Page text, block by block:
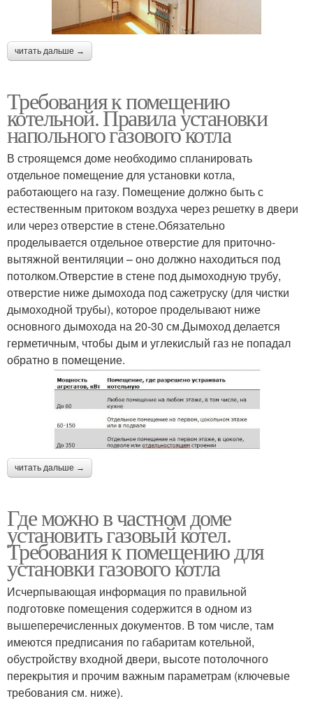
читать дальше →
Требования к помещению
котельной. Правила установки
напольного газового котла
В строящемся доме необходимо спланировать
отдельное помещение для установки котла,
работающего на газу. Помещение должно быть с
естественным притоком воздуха через решетку в двери
или через отверстие в стене.Обязательно
проделывается отдельное отверстие для приточно-
вытяжной вентиляции – оно должно находиться под
потолком.Отверстие в стене под дымоходную трубу,
отверстие ниже дымохода под сажетруску (для чистки
дымоходной трубы), которое проделывают ниже
основного дымохода на 20-30 см.Дымоход делается
герметичным, чтобы дым и углекислый газ не попадал
обратно в помещение.
читать дальше →
Где можно в частном доме
установить газовый котел.
Требования к помещению для
установки газового котла
Исчерпывающая информация по правильной
подготовке помещения содержится в одном из
вышеперечисленных документов. В том числе, там
имеются предписания по габаритам котельной,
обустройству входной двери, высоте потолочного
перекрытия и прочим важным параметрам (ключевые
требования см. ниже).